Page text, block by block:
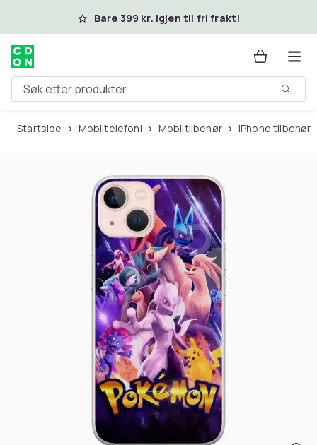
Hopp til hovedinnholdBare 399 kr. igjen til fri frakt!
Søk etter produkter
Startside Mobiltelefoni Mobiltilbehør iPhone tilbehør